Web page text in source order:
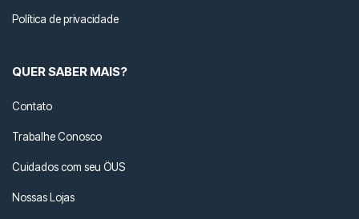
Política de privacidade
QUER SABER MAIS?
Contato
Trabalhe Conosco
Cuidados com seu ÖUS
Nossas Lojas